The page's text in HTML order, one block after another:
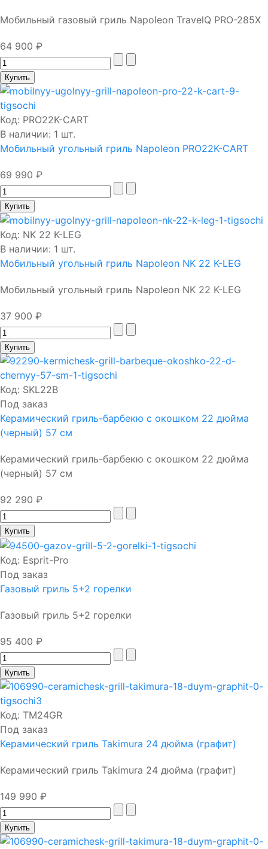
Мобильный газовый гриль Napoleon TravelQ PRO-285X
64 900 ₽
Код: PRO22K-CART
В наличии: 1 шт.
Мобильный угольный гриль Napoleon PRO22K-CART
69 990 ₽
Код: NK 22 K-LEG
В наличии: 1 шт.
Мобильный угольный гриль Napoleon NK 22 K-LEG
Мобильный угольный гриль Napoleon NK 22 K-LEG
37 900 ₽
Код: SKL22B
Под заказ
Керамический гриль-барбекю с окошком 22 дюйма
(черный) 57 см
Керамический гриль-барбекю с окошком 22 дюйма
(черный) 57 см
92 290 ₽
Код: Esprit-Pro
Под заказ
Газовый гриль 5+2 горелки
Газовый гриль 5+2 горелки
95 400 ₽
Код: TM24GR
Под заказ
Керамический гриль Takimura 24 дюйма (графит)
Керамический гриль Takimura 24 дюйма (графит)
149 990 ₽